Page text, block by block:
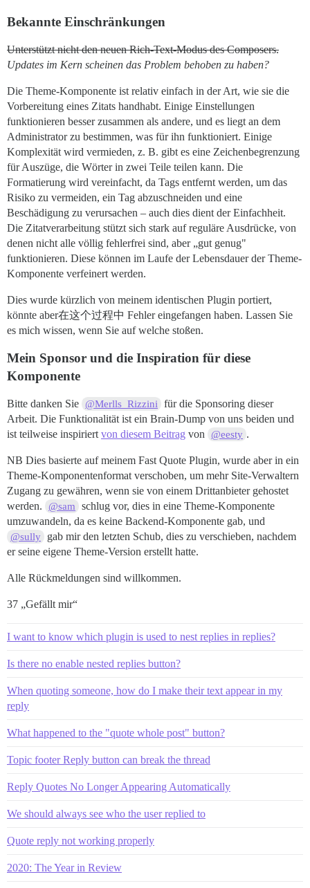
Bekannte Einschränkungen
Unterstützt nicht den neuen Rich-Text-Modus des Composers.
Updates im Kern scheinen das Problem behoben zu haben?
Die Theme-Komponente ist relativ einfach in der Art, wie sie die
Vorbereitung eines Zitats handhabt. Einige Einstellungen
funktionieren besser zusammen als andere, und es liegt an dem
Administrator zu bestimmen, was für ihn funktioniert. Einige
Komplexität wird vermieden, z. B. gibt es eine Zeichenbegrenzung
für Auszüge, die Wörter in zwei Teile teilen kann. Die
Formatierung wird vereinfacht, da Tags entfernt werden, um das
Risiko zu vermeiden, ein Tag abzuschneiden und eine
Beschädigung zu verursachen – auch dies dient der Einfachheit.
Die Zitatverarbeitung stützt sich stark auf reguläre Ausdrücke, von
denen nicht alle völlig fehlerfrei sind, aber „gut genug"
funktionieren. Diese können im Laufe der Lebensdauer der Theme-
Komponente verfeinert werden.
Dies wurde kürzlich von meinem identischen Plugin portiert,
könnte aber在这个过程中 Fehler eingefangen haben. Lassen Sie
es mich wissen, wenn Sie auf welche stoßen.
Mein Sponsor und die Inspiration für diese
Komponente
Bitte danken Sie @Merlls_Rizzini
für die Sponsoring dieser
Arbeit. Die Funktionalität ist ein Brain-Dump von uns beiden und
ist teilweise inspiriert von diesem Beitrag von @eesty .
NB Dies basierte auf meinem Fast Quote Plugin, wurde aber in ein
Theme-Komponentenformat verschoben, um mehr Site-Verwaltern
Zugang zu gewähren, wenn sie von einem Drittanbieter gehostet
werden.
@sam
schlug vor, dies in eine Theme-Komponente
umzuwandeln, da es keine Backend-Komponente gab, und
@sully
gab mir den letzten Schub, dies zu verschieben, nachdem
er seine eigene Theme-Version erstellt hatte.
Alle Rückmeldungen sind willkommen.
37 „Gefällt mir“
I want to know which plugin is used to nest replies in replies?
Is there no enable nested replies button?
When quoting someone, how do I make their text appear in my
reply
What happened to the "quote whole post" button?
Topic footer Reply button can break the thread
Reply Quotes No Longer Appearing Automatically
We should always see who the user replied to
Quote reply not working properly
2020: The Year in Review